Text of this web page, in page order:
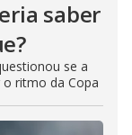
saber
se a
ritmo da Copa